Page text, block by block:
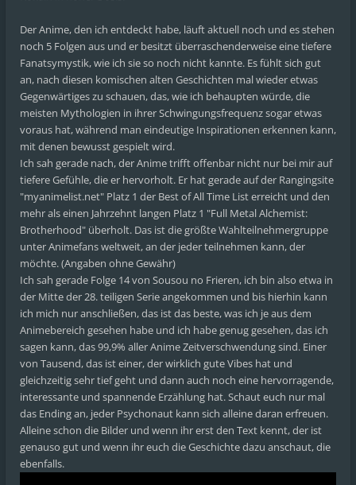
Der Anime, den ich entdeckt habe, läuft aktuell noch und es stehen
noch 5 Folgen aus und er besitzt überraschenderweise eine tiefere
Fanatsymystik, wie ich sie so noch nicht kannte. Es fühlt sich gut
an, nach diesen komischen alten Geschichten mal wieder etwas
Gegenwärtiges zu schauen, das, wie ich behaupten würde, die
meisten Mythologien in ihrer Schwingungsfrequenz sogar etwas
voraus hat, während man eindeutige Inspirationen erkennen kann,
mit denen bewusst gespielt wird.
Ich sah gerade nach, der Anime trifft offenbar nicht nur bei mir auf
tiefere Gefühle, die er hervorholt. Er hat gerade auf der Rangingsite
"myanimelist.net" Platz 1 der Best of All Time List erreicht und den
mehr als einen Jahrzehnt langen Platz 1 "Full Metal Alchemist:
Brotherhood" überholt. Das ist die größte Wahlteilnehmergruppe
unter Animefans weltweit, an der jeder teilnehmen kann, der
möchte. (Angaben ohne Gewähr)
Ich sah gerade Folge 14 von Sousou no Frieren, ich bin also etwa in
der Mitte der 28. teiligen Serie angekommen und bis hierhin kann
ich mich nur anschließen, das ist das beste, was ich je aus dem
Animebereich gesehen habe und ich habe genug gesehen, das ich
sagen kann, das 99,9% aller Anime Zeitverschwendung sind. Einer
von Tausend, das ist einer, der wirklich gute Vibes hat und
gleichzeitig sehr tief geht und dann auch noch eine hervorragende,
interessante und spannende Erzählung hat. Schaut euch nur mal
das Ending an, jeder Psychonaut kann sich alleine daran erfreuen.
Alleine schon die Bilder und wenn ihr erst den Text kennt, der ist
genauso gut und wenn ihr euch die Geschichte dazu anschaut, die
ebenfalls.